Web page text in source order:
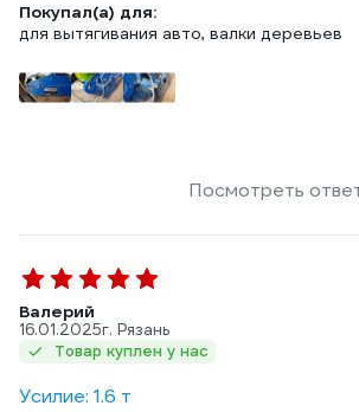
Покупал(а) для:
для вытягивания авто, валки деревьев
Посмотреть
Валерий
16.01.2025г. Рязань
Товар куплен у нас
Усилие: 1.6 т